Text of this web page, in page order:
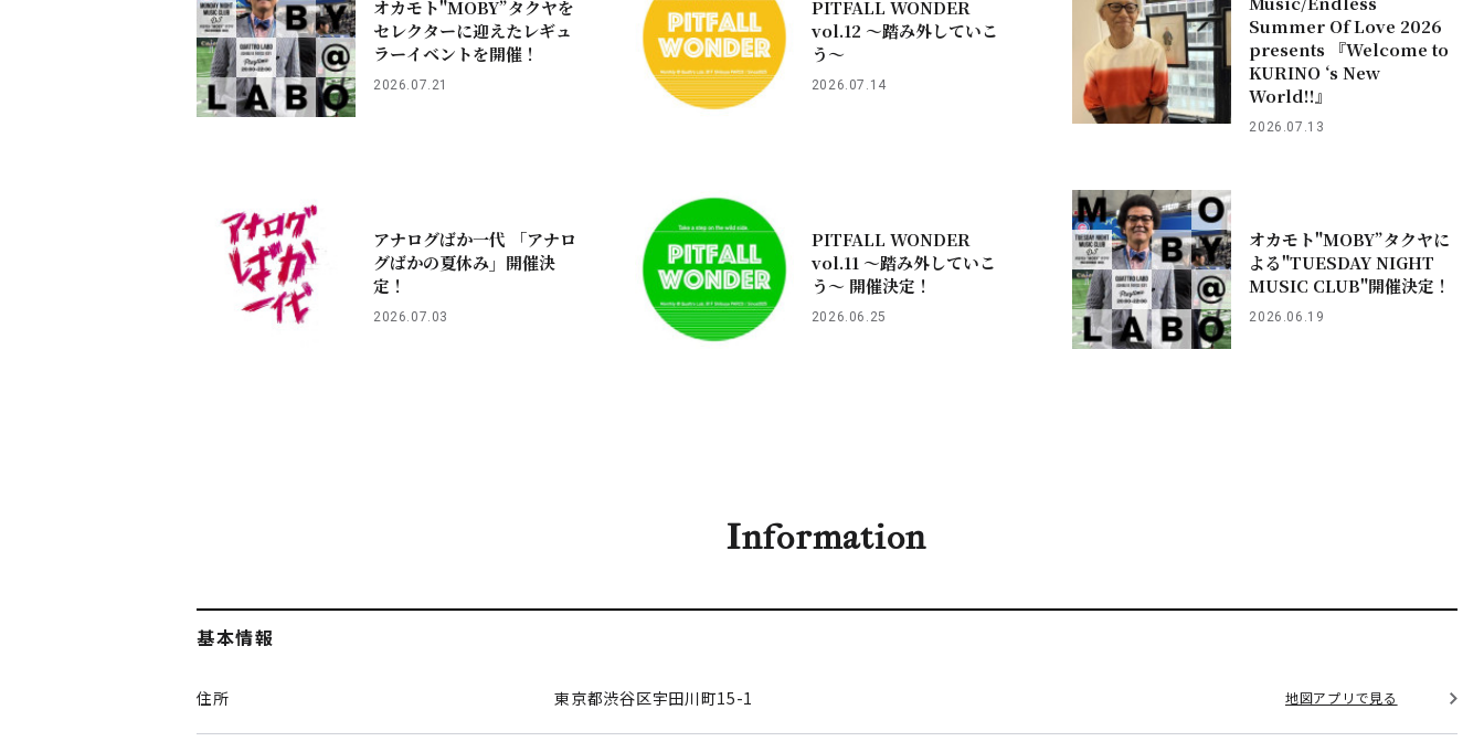
オカモト"MOBY”タクヤを
セレクターに迎えたレギュ
ラーイベントを開催！
2026.07.21
PITFALL WONDER
vol.12 ～踏み外していこ
う〜
2026.07.14
Summer Of Love 2026
presents 『Welcome to
KURINO ‘s New
World!!』
2026.07.13
アナログばか一代 「アナロ
グばかの夏休み」開催決
定！
2026.07.03
PITFALL WONDER
vol.11 ～踏み外していこ
う〜 開催決定！
2026.06.25
オカモト"MOBY”タクヤに
よる"TUESDAY NIGHT
MUSIC CLUB"開催決定！
2026.06.19
Information
基本情報
住所 東京都渋谷区宇田川町15-1 地図アプリで見る